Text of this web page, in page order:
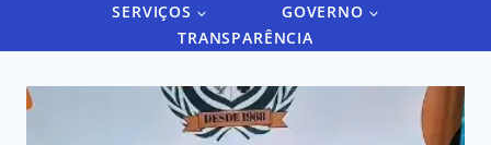
SERVIÇOS
GOVERNO
TRANSPARÊNCIA